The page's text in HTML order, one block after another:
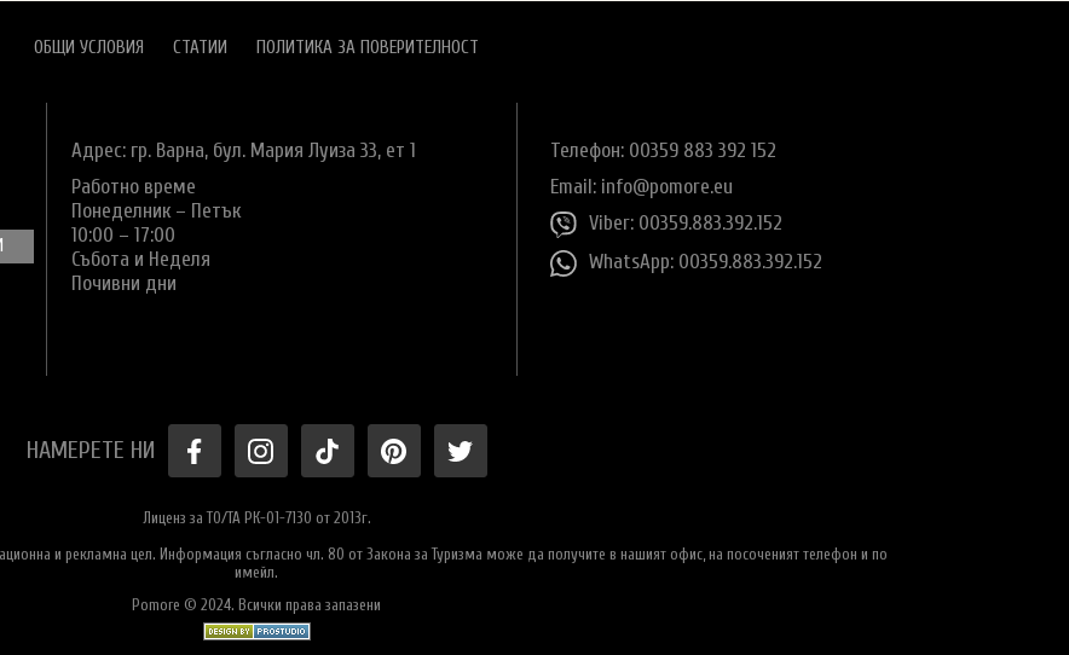
ОБЩИ УСЛОВИЯ СТАТИИ ПОЛИТИКА ЗА ПОВЕРИТЕЛНОСТ
Адрес: гр. Варна, бул. Мария Луиза 33, ет 1
Работно време
Понеделник – Петък
10:00 – 17:00
Събота и Неделя
Почивни дни
Телефон: 00359 883 392 152
Email: info@pomore.eu
Viber: 00359.883.392.152
WhatsApp: 00359.883.392.152
НАМЕРЕТЕ НИ
Лиценз за ТО/ТА РК-01-7130 от 2013г.
и рекламна цел. Информация съгласно чл. 80 от Закона за Туризма може да получите в нашият офис, на посоченият телефон и по
имейл.
Pomore © 2024. Всички права запазени